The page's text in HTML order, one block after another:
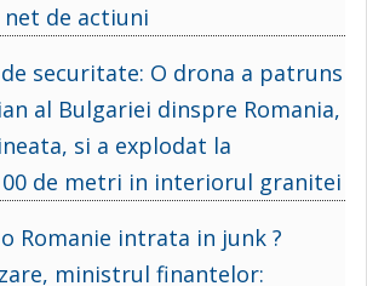
de actiuni
securitate: O drona a patruns
al Bulgariei dinspre Romania,
si a explodat la
de metri in interiorul granitei
Romanie intrata in junk ?
ministrul finantelor: